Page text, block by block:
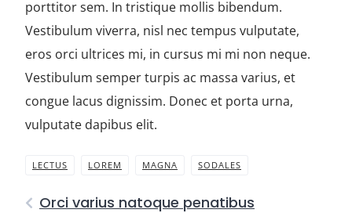
porttitor sem. In tristique mollis bibendum.
Vestibulum viverra, nisl nec tempus vulputate,
eros orci ultrices mi, in cursus mi mi non neque.
Vestibulum semper turpis ac massa varius, et
congue lacus dignissim. Donec et porta urna,
vulputate dapibus elit.
LECTUS LOREM MAGNA SODALES
Orci varius natoque penatibus